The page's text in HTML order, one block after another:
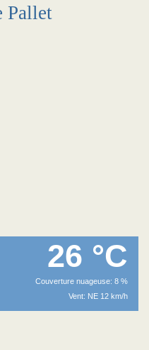
Pallet
26 °C
Couverture nuageuse: 8 %
Vent: NE 12 km/h